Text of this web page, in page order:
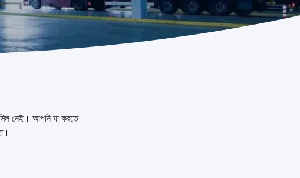
নেই। আপনি যা করতে